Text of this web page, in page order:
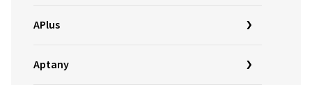
APlus
Aptany